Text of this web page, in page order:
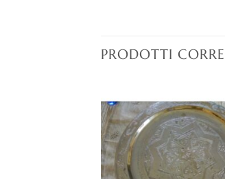
PRODOTTI